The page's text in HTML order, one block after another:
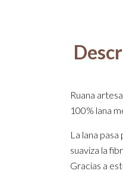
Ruana
100% lana
La lana
suaviza la
Gracias a